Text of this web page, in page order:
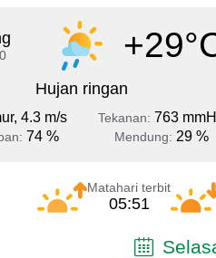
Hujan ringan
4.3 m/s Tekanan: 763
74 % Mendung: 29 %
Matahari terbit
05:51